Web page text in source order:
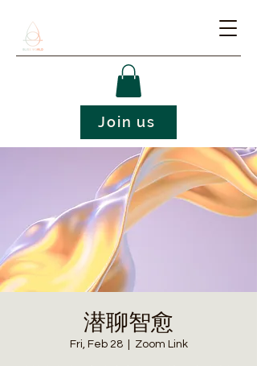
Join us
潜聊智愈
Fri, Feb 28
  |
Zoom Link